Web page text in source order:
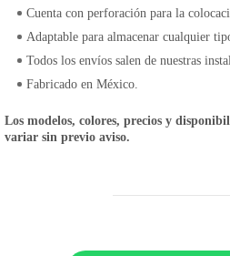
Cuenta con perforación para la
Adaptable para almacenar cualquier
Todos los envíos salen de nuestras
Fabricado en México.
Los modelos, colores, precios y
variar sin previo aviso.